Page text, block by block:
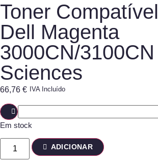
Toner
Dell Magenta
3000CN/
Sciences
66,76 € IVA Incluído
Em stock
ADICIONAR